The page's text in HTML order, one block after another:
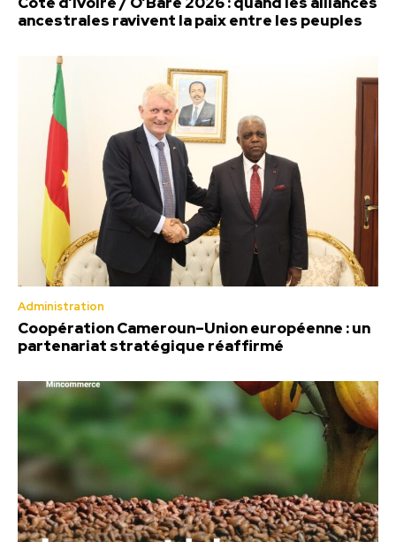
ancestrales ravivent la paix entre les peuples
Administration
Coopération Cameroun–Union européenne : un
partenariat stratégique réaffirmé